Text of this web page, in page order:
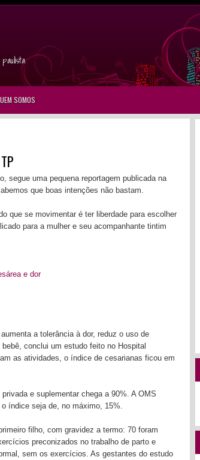
SOMOS
segue uma pequena reportagem publicada na
que boas intenções não bastam.
que se movimentar é ter liberdade para escolher
para a mulher e seu acompanhante tintim
e dor
a tolerância à dor, reduz o uso de
conclui um estudo feito no Hospital
as atividades, o índice de cesarianas ficou em
e suplementar chega a 90%. A OMS
índice seja de, no máximo, 15%.
filho, com gravidez a termo: 70 foram
preconizados no trabalho de parto e
sem os exercícios. As gestantes do estudo